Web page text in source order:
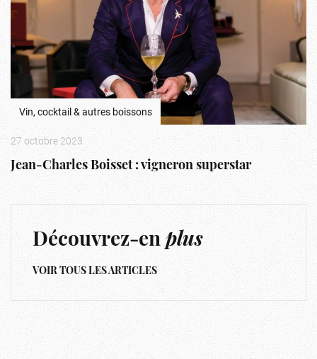
Vin, cocktail & autres boissons
27 octobre 2023
Jean-Charles Boisset : vigneron superstar
Découvrez-enplus
VOIR TOUS LES ARTICLES